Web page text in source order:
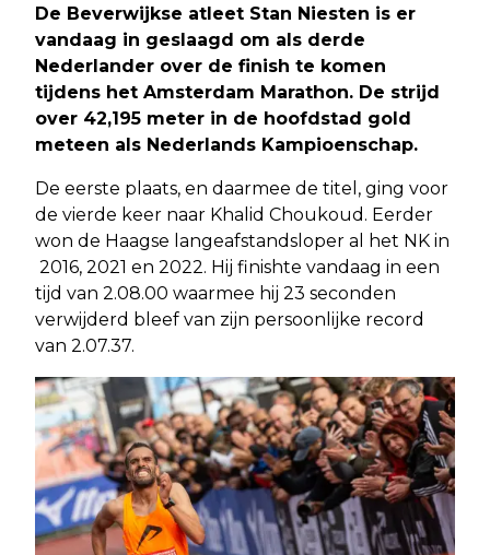
De Beverwijkse atleet Stan Niesten is er
vandaag in geslaagd om als derde
Nederlander over de finish te komen
tijdens het Amsterdam Marathon. De strijd
over 42,195 meter in de hoofdstad gold
meteen als Nederlands Kampioenschap.
De eerste plaats, en daarmee de titel, ging voor
de vierde keer naar Khalid Choukoud. Eerder
won de Haagse langeafstandsloper al het NK in
2016, 2021 en 2022. Hij finishte vandaag in een
tijd van 2.08.00 waarmee hij 23 seconden
verwijderd bleef van zijn persoonlijke record
van 2.07.37.